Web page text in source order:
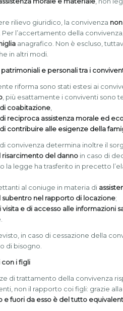
rilievo giuridico, la convivenza
Per l’accertamento della
anagrafico. Non è escluso,
in altri modi.
e personali tra i
riforma sono stati estesi ai
, più esattamente i conviventi sono
coabitazione,
reciproca assistenza morale ed
contribuire alle esigenze della
convivenza determina inoltre il
risarcimento del danno in caso di
la legge ha trasferito in precetto
al coniuge in materia di
subentro nel rapporto di locazione;
visita e di accesso alle informazioni
in caso di cessazione della
di bisogno.
con i figli
di trattamento della convivenza
non il rapporto coi figli: grazie alla
e fuori da esso è del tutto